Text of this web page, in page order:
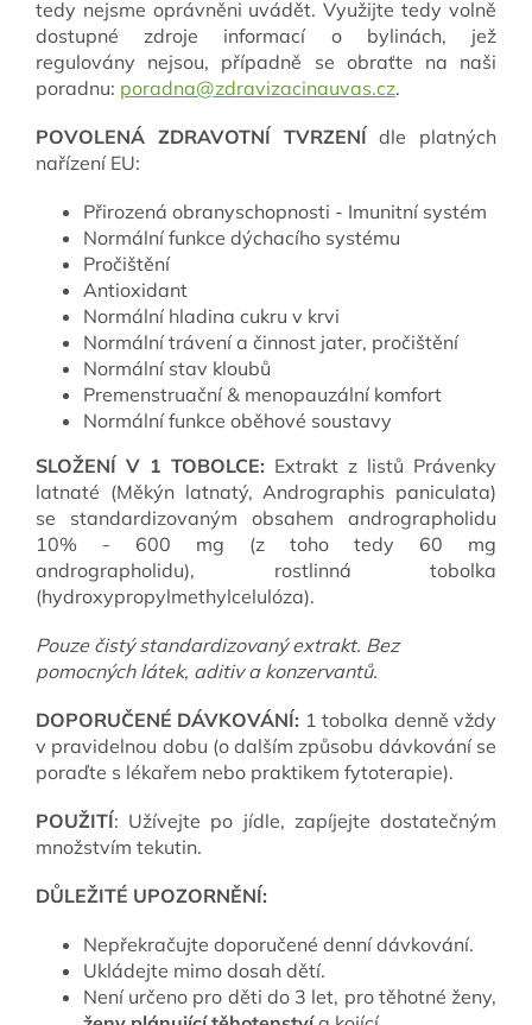
tedy nejsme oprávněni uvádět. Využijte tedy volně
dostupné zdroje informací o bylinách, jež
regulovány nejsou, případně se obraťte na naši
poradnu: poradna@zdravizacinauvas.cz.
POVOLENÁ ZDRAVOTNÍ TVRZENÍdle platných
nařízení EU:
Přirozená obranyschopnosti - Imunitní systém
Normální funkce dýchacího systému
Pročištění
Antioxidant
Normální hladina cukru v krvi
Normální trávení a činnost jater, pročištění
Normální stav kloubů
Premenstruační & menopauzální komfort
Normální funkce oběhové soustavy
SLOŽENÍ V 1 TOBOLCE: Extrakt z listů Právenky
latnaté (Měkýn latnatý, Andrographis paniculata)
se standardizovaným obsahem andrographolidu
10% - 600 mg (z toho tedy 60 mg
andrographolidu), rostlinná tobolka
(hydroxypropylmethylcelulóza).
Pouze čistý standardizovaný extrakt. Bez
pomocných látek, aditiv a konzervantů.
DOPORUČENÉ DÁVKOVÁNÍ: 1 tobolka denně vždy
v pravidelnou dobu (o dalším způsobu dávkování se
poraďte s lékařem nebo praktikem fytoterapie).
POUŽITÍ: Užívejte po jídle, zapíjejte dostatečným
množstvím tekutin.
DŮLEŽITÉ UPOZORNĚNÍ:
Nepřekračujte doporučené denní dávkování.
Ukládejte mimo dosah dětí.
Není určeno pro děti do 3 let, pro těhotné ženy,